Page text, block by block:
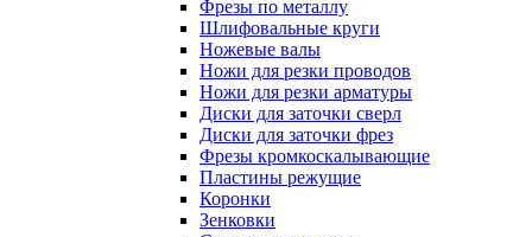
Фрезы по металлу
Шлифовальные круги
Ножевые валы
Ножи для резки проводов
Ножи для резки арматуры
Диски для заточки сверл
Диски для заточки фрез
Фрезы кромкоскалывающие
Пластины режущие
Коронки
Зенковки